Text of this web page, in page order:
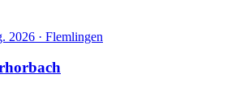
2026 · Flemlingen